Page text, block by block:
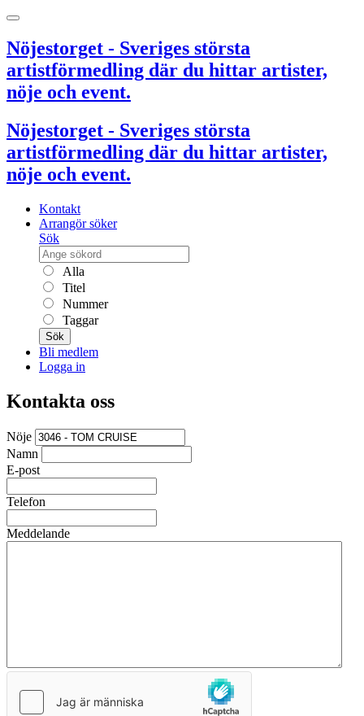
Nöjestorget - Sveriges största
artistförmedling där du hittar artister,
nöje och event.
Nöjestorget - Sveriges största
artistförmedling där du hittar artister,
nöje och event.
Kontakt
Arrangör söker
Sök
Alla
Titel
Nummer
Taggar
Sök
Bli medlem
Logga in
Kontakta oss
Nöje
Namn
E-post
Telefon
Meddelande